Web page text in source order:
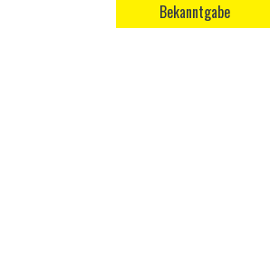
Bekanntgabe